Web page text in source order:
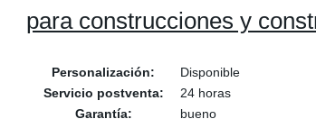
para construcciones y
Personalización:
Disponible
Servicio postventa:
24 horas
Garantía:
bueno